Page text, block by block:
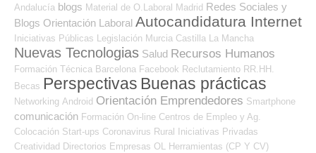
Andalucía blogs Material de O.Laboral Madrid Redes Sociales y
Blogs Orientación Laboral Autocandidatura Internet
Iniciativas Públicas Legislación Murcia Castilla La Mancha
Nuevas Tecnologias Salud Recursos Humanos
Formación Técnica Barcelona Facebook Reclutamiento RR.HH.
Becas Perspectivas Buenas prácticas
Networking Android Orientación Emprendedores Smartphone
comunicación Formación On-line Centros de Empleo y Ag.
Colocación Start-ups Coronavirus Rural
Iniciativas Privadas
Creatividad Directorios Empresas OL Herramientas (CP Y CV)